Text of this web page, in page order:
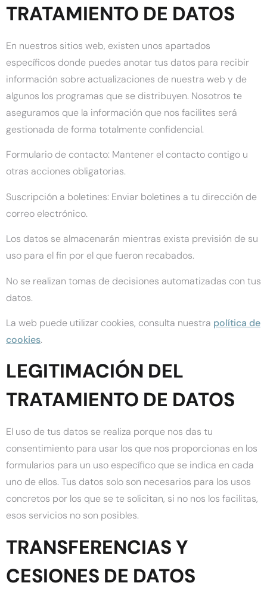
TRATAMIENTO DE DATOS
En nuestros sitios web, existen unos apartados
específicos donde puedes anotar tus datos para recibir
información sobre actualizaciones de nuestra web y de
algunos los programas que se distribuyen. Nosotros te
aseguramos que la información que nos facilites será
gestionada de forma totalmente confidencial.
Formulario de contacto: Mantener el contacto contigo u
otras acciones obligatorias.
Suscripción a boletines: Enviar boletines a tu dirección de
correo electrónico.
Los datos se almacenarán mientras exista previsión de su
uso para el fin por el que fueron recabados.
No se realizan tomas de decisiones automatizadas con tus
datos.
La web puede utilizar cookies, consulta nuestra política de
cookies.
LEGITIMACIÓN DEL
TRATAMIENTO DE DATOS
El uso de tus datos se realiza porque nos das tu
consentimiento para usar los que nos proporcionas en los
formularios para un uso específico que se indica en cada
uno de ellos. Tus datos solo son necesarios para los usos
concretos por los que se te solicitan, si no nos los facilitas,
esos servicios no son posibles.
TRANSFERENCIAS Y
CESIONES DE DATOS